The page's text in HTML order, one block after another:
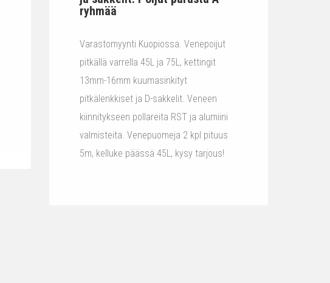
ryhmää
Varastomyynti Kuopiossa. Venepoijut
pitkällä varrella 45L ja 75L, kettingit
13mm-16mm kuumasinkityt
pitkälenkkiset ja D-sakkelit. Veneen
kiinnitykseen pollareita RST ja alumiini
valmisteita. Venepuomeja 2 kpl pituus
5m, kelluke päässä 45L, kysy tarjous!